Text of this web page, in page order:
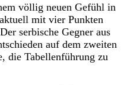
völlig neuen Gefühl in
mit vier Punkten
serbische Gegner aus
auf dem zweiten
die Tabellenführung zu